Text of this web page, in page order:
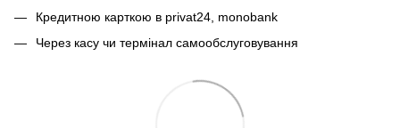
Кредитною карткою в privat24, monobank
Через касу чи термінал самообслуговування